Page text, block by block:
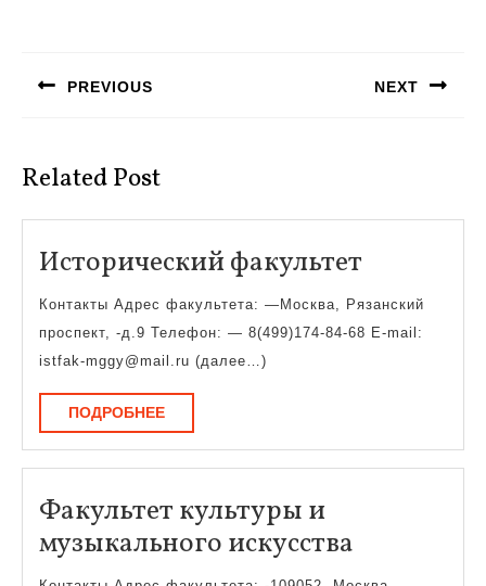
записям
PREVIOUS NEXT
Related Post
Исторический факультет
Контакты Адрес факультета: —Москва, Рязанский
проспект, -д.9 Телефон: — 8(499)174-84-68 E-mail:
istfak-mggy@mail.ru (далее…)
ПОДРОБНЕЕПОДРОБНЕЕ
Факультет культуры и
музыкального искусства
культуры